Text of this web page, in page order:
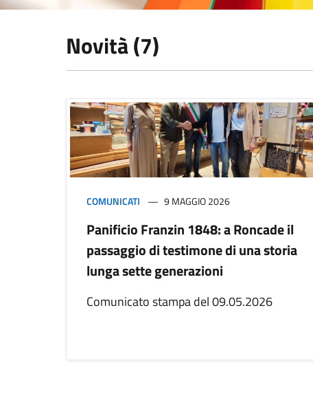
Novità (7)
COMUNICATI 9 MAGGIO 2026
Panificio Franzin 1848: a Roncade il
passaggio di testimone di una storia
lunga sette generazioni
Comunicato stampa del 09.05.2026